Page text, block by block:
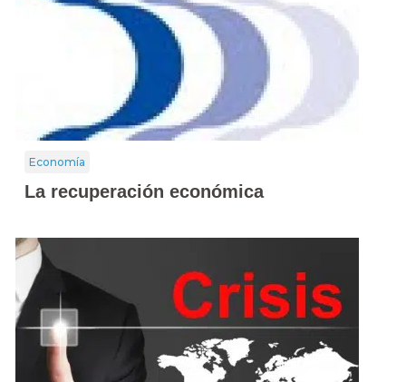
Economía
La recuperación económica